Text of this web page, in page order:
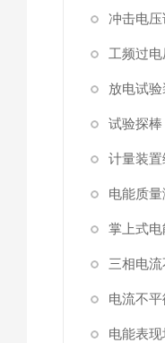
冲击电压
工频过
放电试验
试验探棒
计量装
电能质
掌上式
三相电
电流不
电能表